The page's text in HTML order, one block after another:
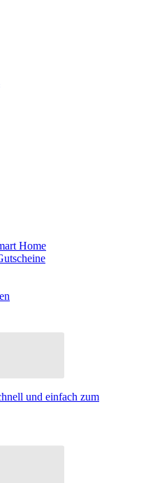
Home
und einfach zum